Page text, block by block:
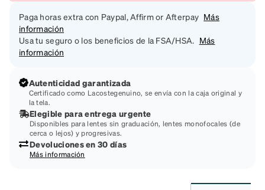
Paga horas extra con Paypal, Affirm or Afterpay Más
información
Usa tu seguro o los beneficios de la FSA/HSA.
Más
información
Autenticidad garantizada
Certificado como Lacostegenuino, se envía con la caja original y
la tela.
Elegible para entrega urgente
Disponibles para lentes sin graduación, lentes monofocales (de
cerca o lejos) y progresivas.
Devoluciones en 30 días
Más información